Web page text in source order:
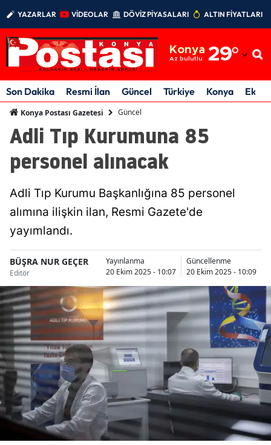
YAZARLAR VİDEOLAR DÖVİZ PİYASALARI ALTIN FİYATLARI
Konya
Az bulutlu 29°
Adıyaman
Afyonkarahisar
Amasya
Artvin
Balıkesir
Bilecik
Bingöl
Bitlis
Bolu
Burdur
Bursa
Çanakkale
Son Dakika Resmi İlan Güncel Türkiye Konya
Konya Postası Gazetesi Güncel
Adli Tıp Kurumuna 85
personel alınacak
Adli Tıp Kurumu Başkanlığına 85 personel
alımına ilişkin ilan, Resmi Gazete'de
yayımlandı.
BÜŞRA NUR GEÇER
Editör
Yayınlanma
20 Ekim 2025 - 10:07
Güncellenme
20 Ekim 2025 - 10:09